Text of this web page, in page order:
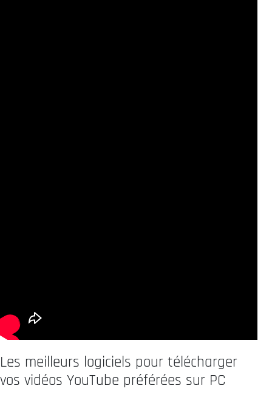
Les meilleurs logiciels pour télécharger
vos vidéos YouTube préférées sur PC